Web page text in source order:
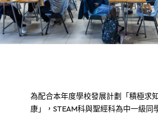
為配合本年度學校發展計劃「積極求
康」，STEAM科與聖經科為中一級同